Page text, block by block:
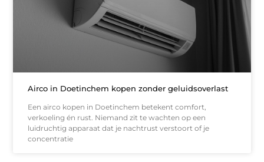
Airco in Doetinchem kopen zonder geluidsoverlast
Een airco kopen in Doetinchem betekent comfort,
verkoeling én rust. Niemand zit te wachten op een
luidruchtig apparaat dat je nachtrust verstoort of je
concentratie